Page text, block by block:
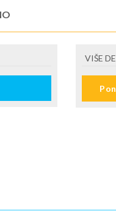
u izabranoj
za otpornost na klimatsku
VIŠE